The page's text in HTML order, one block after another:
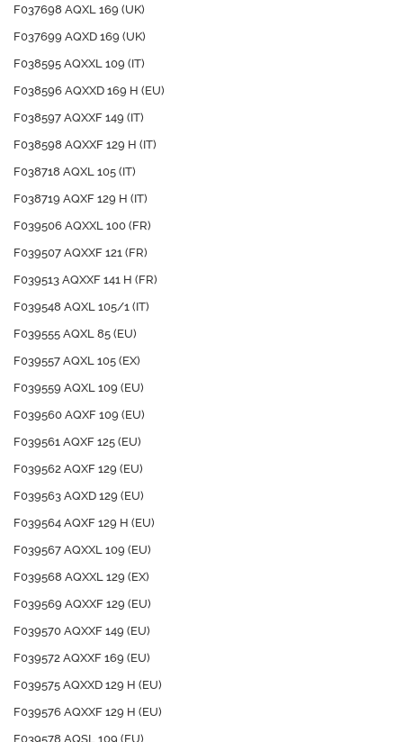
F037698 AQXL 169 (UK)
F037699 AQXD 169 (UK)
F038595 AQXXL 109 (IT)
F038596 AQXXD 169 H (EU)
F038597 AQXXF 149 (IT)
F038598 AQXXF 129 H (IT)
F038718 AQXL 105 (IT)
F038719 AQXF 129 H (IT)
F039506 AQXXL 100 (FR)
F039507 AQXXF 121 (FR)
F039513 AQXXF 141 H (FR)
F039548 AQXL 105/1 (IT)
F039555 AQXL 85 (EU)
F039557 AQXL 105 (EX)
F039559 AQXL 109 (EU)
F039560 AQXF 109 (EU)
F039561 AQXF 125 (EU)
F039562 AQXF 129 (EU)
F039563 AQXD 129 (EU)
F039564 AQXF 129 H (EU)
F039567 AQXXL 109 (EU)
F039568 AQXXL 129 (EX)
F039569 AQXXF 129 (EU)
F039570 AQXXF 149 (EU)
F039572 AQXXF 169 (EU)
F039575 AQXXD 129 H (EU)
F039576 AQXXF 129 H (EU)
F039578 AQSL 109 (EU)